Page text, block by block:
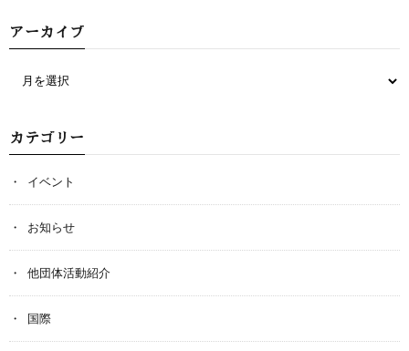
アーカイブ
カテゴリー
イベント
お知らせ
他団体活動紹介
国際